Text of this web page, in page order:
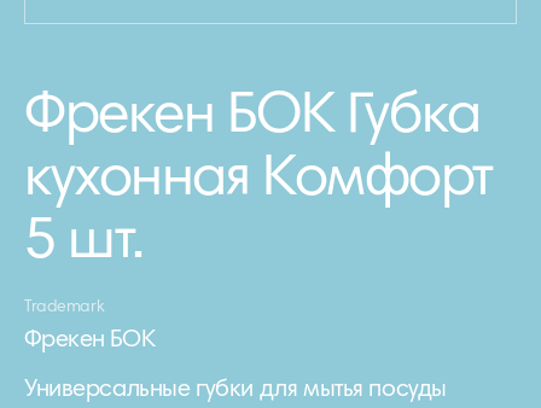
Фрекен БОК Губка
кухонная Комфорт
5 шт.
Trademark
Фрекен БОК
Универсальные губки для мытья посуды